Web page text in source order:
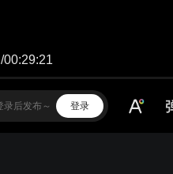
/00:29:21
登录